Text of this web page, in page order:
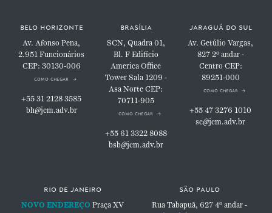
belo horizonte
Av. Afonso Pena,
2.951Funcionários
CEP: 30130-006
como chegar
+55 31 2128 3585
bh@jcm.adv.br
brasília
SCN, Quadra 01,
Bl. FEdifício
America Office
TowerSala 1209 -
Asa NorteCEP:
70711-905
como chegar
+55 61 3322 8088
bsb@jcm.adv.br
jaraguá do sul
Av. Getúlio Vargas,
8272º andar -
Centro CEP:
89251-000
como chegar
+55 47 3276 1010
sc@jcm.adv.br
rio de janeiro
NOVO ENDEREÇO Praça XV
são paulo
Rua Tabapuã, 6274º andar -